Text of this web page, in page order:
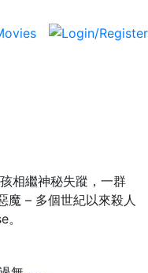
相繼神秘失蹤，一群
魔 – 多個世紀以來殺人